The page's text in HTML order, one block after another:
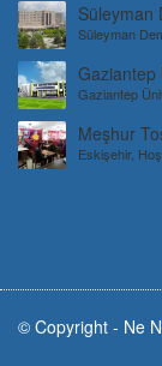
Süleyman
Süleyman
Gaziantep
Gaziantep
Meşhur
Eskişehir,
© Copyright - Ne